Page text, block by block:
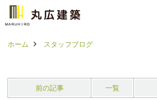
ホーム スタッフブログ
前の記事 一覧